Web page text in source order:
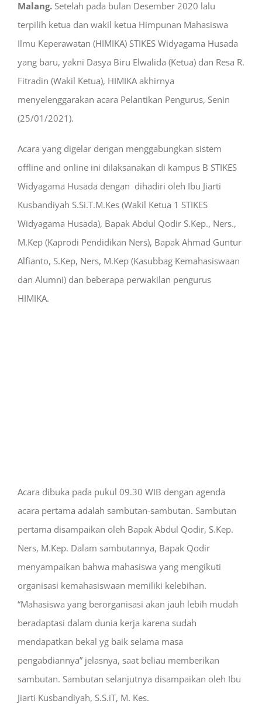
Malang. Setelah pada bulan Desember 2020 lalu
terpilih ketua dan wakil ketua Himpunan Mahasiswa
Ilmu Keperawatan (HIMIKA) STIKES Widyagama Husada
yang baru, yakni Dasya Biru Elwalida (Ketua) dan Resa R.
Fitradin (Wakil Ketua), HIMIKA akhirnya
menyelenggarakan acara Pelantikan Pengurus, Senin
(25/01/2021).
Acara yang digelar dengan menggabungkan sistem
offline and online ini dilaksanakan di kampus B STIKES
Widyagama Husada dengan dihadiri oleh Ibu Jiarti
Kusbandiyah S.Si.T.M.Kes (Wakil Ketua 1 STIKES
Widyagama Husada), Bapak Abdul Qodir S.Kep., Ners.,
M.Kep (Kaprodi Pendidikan Ners), Bapak Ahmad Guntur
Alfianto, S.Kep, Ners, M.Kep (Kasubbag Kemahasiswaan
dan Alumni) dan beberapa perwakilan pengurus
HIMIKA.
Acara dibuka pada pukul 09.30 WIB dengan agenda
acara pertama adalah sambutan-sambutan. Sambutan
pertama disampaikan oleh Bapak Abdul Qodir, S.Kep.
Ners, M.Kep. Dalam sambutannya, Bapak Qodir
menyampaikan bahwa mahasiswa yang mengikuti
organisasi kemahasiswaan memiliki kelebihan.
“Mahasiswa yang berorganisasi akan jauh lebih mudah
beradaptasi dalam dunia kerja karena sudah
mendapatkan bekal yg baik selama masa
pengabdiannya” jelasnya, saat beliau memberikan
sambutan. Sambutan selanjutnya disampaikan oleh Ibu
Jiarti Kusbandiyah, S.S.iT, M. Kes.